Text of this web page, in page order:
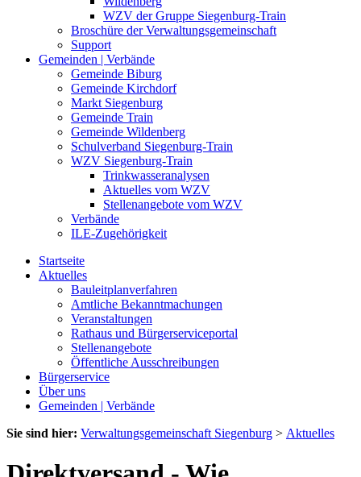
WZV der Gruppe Siegenburg-Train
Broschüre der Verwaltungsgemeinschaft
Support
Gemeinden | Verbände
Gemeinde Biburg
Gemeinde Kirchdorf
Markt Siegenburg
Gemeinde Train
Gemeinde Wildenberg
Schulverband Siegenburg-Train
WZV Siegenburg-Train
Trinkwasseranalysen
Aktuelles vom WZV
Stellenangebote vom WZV
Verbände
ILE-Zugehörigkeit
Startseite
Aktuelles
Bauleitplanverfahren
Amtliche Bekanntmachungen
Veranstaltungen
Rathaus und Bürgerserviceportal
Stellenangebote
Öffentliche Ausschreibungen
Bürgerservice
Über uns
Gemeinden | Verbände
Sie sind hier: Verwaltungsgemeinschaft Siegenburg > Aktuelles